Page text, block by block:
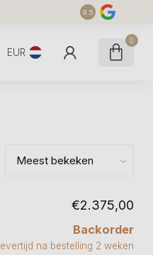
9.5
EUR
0
€2.375,00
Backorder
Levertijd na bestelling 2 weken